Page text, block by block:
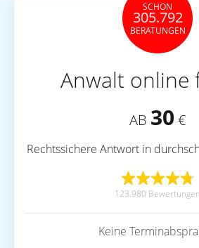
SCHON
305.792
BERATUNGEN
Anwalt online
AB 30 €
Rechtssichere Antwort in
123.980 Bewertungen
Keine